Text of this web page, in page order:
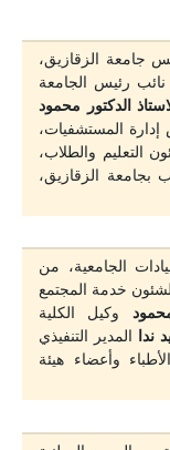
جامعة الزقازيق،
نائب رئيس الجامعة
الدكتور محمود
المستشفيات،
التعليم والطلاب،
بجامعة الزقازيق،
الجامعية، من
خدمة المجتمع
وكيل الكلية
ندا
المدير التنفيذي
وأعضاء هيئة